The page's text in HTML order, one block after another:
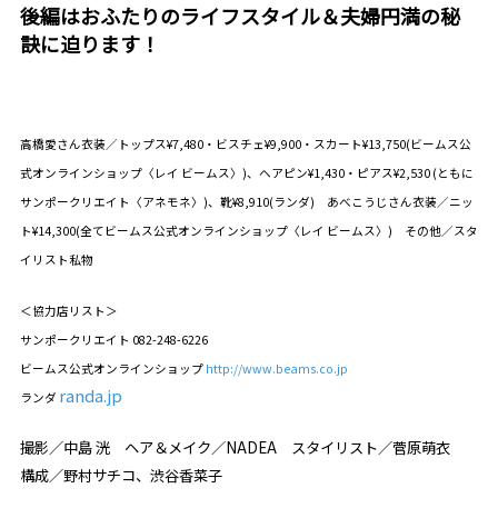
後編はおふたりのライフスタイル＆夫婦円満の秘
訣に迫ります！
高橋愛さん衣装／トップス¥7,480・ビスチェ¥9,900・スカート¥13,750(ビームス公
式オンラインショップ〈レイ ビームス〉)、ヘアピン¥1,430・ピアス¥2,530 (ともに
サンポークリエイト〈アネモネ〉)、靴¥8,910(ランダ) あべこうじさん衣装／ニッ
ト¥14,300(全てビームス公式オンラインショップ〈レイ ビームス〉) その他／スタ
イリスト私物
＜協力店リスト＞
サンポークリエイト 082-248-6226
ビームス公式オンラインショップ http://www.beams.co.jp
ランダ randa.jp
撮影／中島 洸 ヘア＆メイク／NADEA スタイリスト／菅原萌衣
構成／野村サチコ、渋谷香菜子